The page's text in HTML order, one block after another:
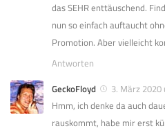
das SEHR enttäuschend.
nun so einfach auftaucht
Promotion. Aber vielleicht
Antworten
GeckoFloyd
3. März 2020
Hmm, ich denke da auch
rauskommt, habe mir erst